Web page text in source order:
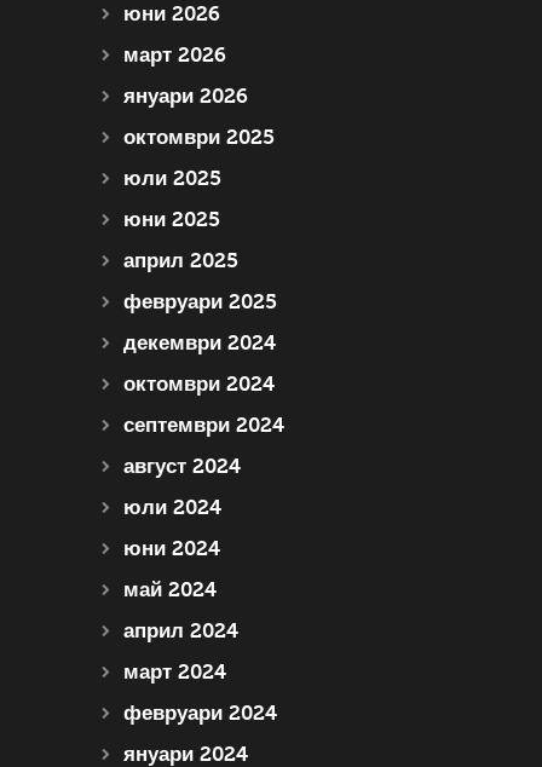
юни 2026
март 2026
януари 2026
октомври 2025
юли 2025
юни 2025
април 2025
февруари 2025
декември 2024
октомври 2024
септември 2024
август 2024
юли 2024
юни 2024
май 2024
април 2024
март 2024
февруари 2024
януари 2024